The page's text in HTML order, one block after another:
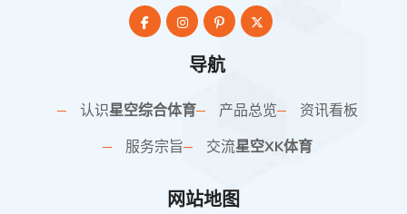
导航
认识星空综合体育 产品总览
资讯看板
服务宗旨
交流星空XK体育
网站地图